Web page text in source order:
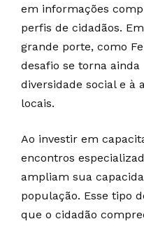
em informações
perfis de cidadãos.
grande porte, como
desafio se torna
diversidade social e à
locais.
Ao investir em
encontros
ampliam sua
população. Esse tipo
que o cidadão